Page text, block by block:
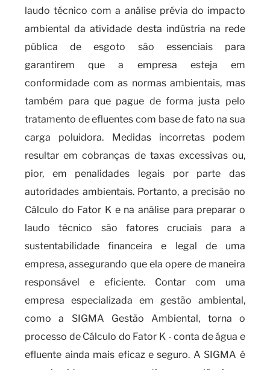
laudo técnico com a análise prévia do impacto
ambiental da atividade desta indústria na rede
pública de esgoto são essenciais para
garantirem que a empresa esteja em
conformidade com as normas ambientais, mas
também para que pague de forma justa pelo
tratamento de efluentes com base de fato na sua
carga poluidora. Medidas incorretas podem
resultar em cobranças de taxas excessivas ou,
pior, em penalidades legais por parte das
autoridades ambientais. Portanto, a precisão no
Cálculo do Fator K e na análise para preparar o
laudo técnico são fatores cruciais para a
sustentabilidade financeira e legal de uma
empresa, assegurando que ela opere de maneira
responsável e eficiente. Contar com uma
empresa especializada em gestão ambiental,
como a SIGMA Gestão Ambiental, torna o
processo de Cálculo do Fator K - conta de água e
efluente ainda mais eficaz e seguro. A SIGMA é